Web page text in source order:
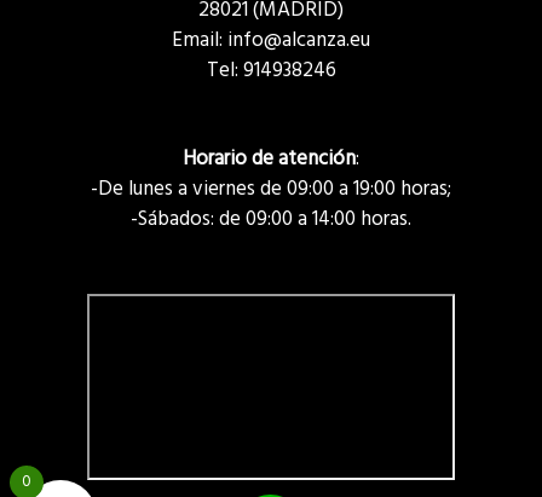
28021 (MADRID)
Email: info@alcanza.eu
Tel:914938246
Horario de atención:
-De lunes a viernes de 09:00 a 19:00 horas;
-Sábados: de 09:00 a 14:00 horas.
0